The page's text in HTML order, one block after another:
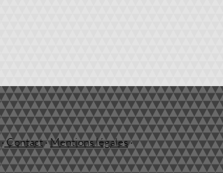
·Contact·Mentions légales·